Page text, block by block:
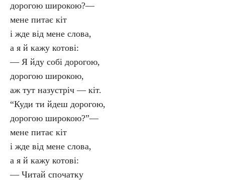
дорогою широкою?—
мене питає кіт
і жде від мене слова,
а я й кажу котові:
— Я йду собі дорогою,
дорогою широкою,
аж тут назустріч — кіт.
“Куди ти йдеш дорогою,
дорогою широкою?”—
мене питає кіт
і жде від мене слова,
а я й кажу котові:
— Читай спочатку